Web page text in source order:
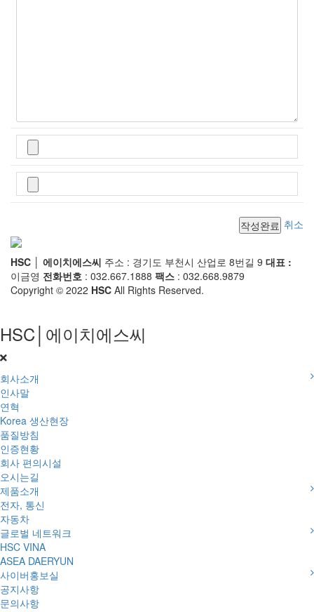
취소
HSC │ 에이치에스씨 주소 : 경기도 부천시 산업로 8번길 9 대표 :
이금영 전화번호 : 032.667.1888 팩스 : 032.668.9879
Copyright © 2022 HSC All Rights Reserved.
HSC│에이치에스씨
회사소개
인사말
연혁
Korea 생산현장
품질방침
인증현황
회사 편의시설
오시는길
제품소개
전자, 통신
자동차
글로벌 네트워크
HSC VINA
ASEA DAERYUN
사이버홍보실
공지사항
문의사항